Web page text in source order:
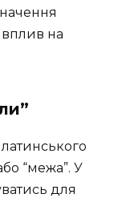
вплив на
“межа”. У
для